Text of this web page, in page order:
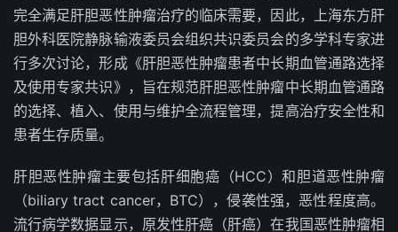
完全满足肝胆恶性肿瘤治疗的临床需要，因此，上海东方肝
胆外科医院静脉输液委员会组织共识委员会的多学科专家进
行多次讨论，形成《肝胆恶性肿瘤患者中长期血管通路选择
及使用专家共识》，旨在规范肝胆恶性肿瘤中长期血管通路
的选择、植入、使用与维护全流程管理，提高治疗安全性和
患者生存质量。
肝胆恶性肿瘤主要包括肝细胞癌（HCC）和胆道恶性肿瘤
（biliary tract cancer， BTC） ，侵袭性强，恶性程度高。
流行病学数据显示，原发性肝癌（肝癌）在我国恶性肿瘤相